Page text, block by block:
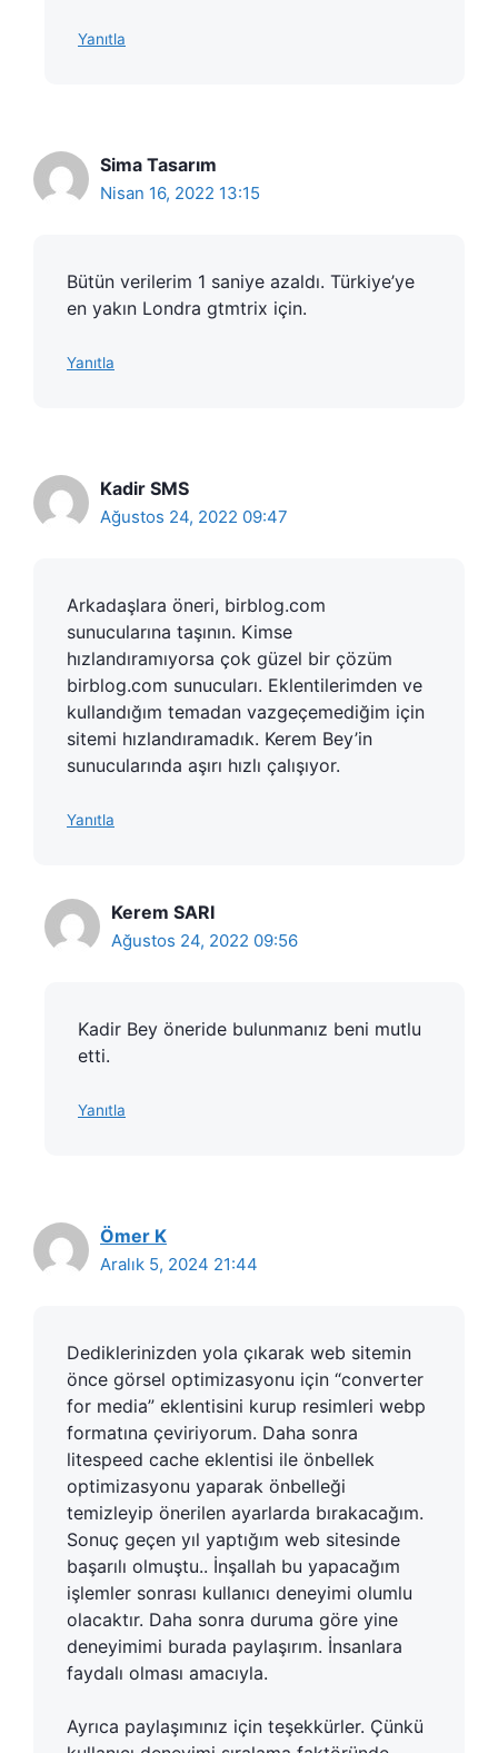
Yanıtla
Sima Tasarım
Nisan 16, 2022 13:15
Bütün verilerim 1 saniye azaldı. Türkiye’ye
en yakın Londra gtmtrix için.
Yanıtla
Kadir SMS
Ağustos 24, 2022 09:47
Arkadaşlara öneri, birblog.com
sunucularına taşının. Kimse
hızlandıramıyorsa çok güzel bir çözüm
birblog.com sunucuları. Eklentilerimden ve
kullandığım temadan vazgeçemediğim için
sitemi hızlandıramadık. Kerem Bey’in
sunucularında aşırı hızlı çalışıyor.
Yanıtla
Kerem SARI
Ağustos 24, 2022 09:56
Kadir Bey öneride bulunmanız beni mutlu
etti.
Yanıtla
Ömer K
Aralık 5, 2024 21:44
Dediklerinizden yola çıkarak web sitemin
önce görsel optimizasyonu için “converter
for media” eklentisini kurup resimleri webp
formatına çeviriyorum. Daha sonra
litespeed cache eklentisi ile önbellek
optimizasyonu yaparak önbelleği
temizleyip önerilen ayarlarda bırakacağım.
Sonuç geçen yıl yaptığım web sitesinde
başarılı olmuştu.. İnşallah bu yapacağım
işlemler sonrası kullanıcı deneyimi olumlu
olacaktır. Daha sonra duruma göre yine
deneyimimi burada paylaşırım. İnsanlara
faydalı olması amacıyla.
Ayrıca paylaşımınız için teşekkürler. Çünkü